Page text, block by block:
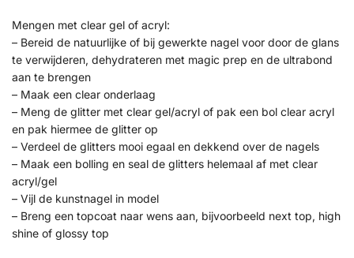
Mengen met clear gel of acryl:
– Bereid de natuurlijke of bij gewerkte nagel voor door de glans
te verwijderen, dehydrateren met magic prep en de ultrabond
aan te brengen
– Maak een clear onderlaag
– Meng de glitter met clear gel/acryl of pak een bol clear acryl
en pak hiermee de glitter op
– Verdeel de glitters mooi egaal en dekkend over de nagels
– Maak een bolling en seal de glitters helemaal af met clear
acryl/gel
– Vijl de kunstnagel in model
– Breng een topcoat naar wens aan, bijvoorbeeld next top, high
shine of glossy top